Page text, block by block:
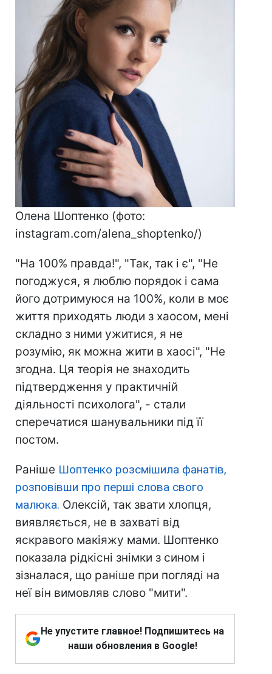
Олена Шоптенко (фото:
instagram.com/alena_shoptenko/)
"На 100% правда!", "Так, так і є", "Не
погоджуся, я люблю порядок і сама
його дотримуюся на 100%, коли в моє
життя приходять люди з хаосом, мені
складно з ними ужитися, я не
розумію, як можна жити в хаосі", "Не
згодна. Ця теорія не знаходить
підтвердження у практичній
діяльності психолога", - стали
сперечатися шанувальники під її
постом.
Раніше Шоптенко розсмішила фанатів,
розповівши про перші слова свого
малюка. Олексій, так звати хлопця,
виявляється, не в захваті від
яскравого макіяжу мами. Шоптенко
показала рідкісні знімки з сином і
зізналася, що раніше при погляді на
неї він вимовляв слово "мити".
Не упустите главное! Подпишитесь на
наши обновления в Google!